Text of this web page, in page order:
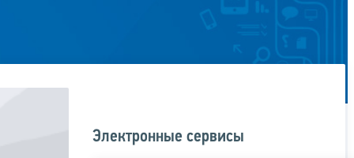
Электронные сервисы